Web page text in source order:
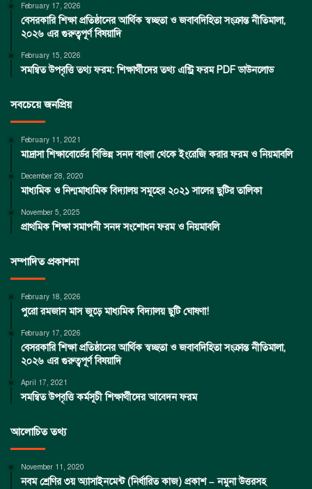
February 17, 2026
বেসরকারি শিক্ষা প্রতিষ্ঠানের আর্থিক স্বচ্ছতা ও জবাবদিহিতা সংক্রান্ত নীতিমালা,
২০২৬ এর গুরুত্বপূর্ণ বিষয়াদি
February 15, 2026
সমন্বিত উপবৃত্তি তথ্য ফরম: শিক্ষার্থীদের তথ্য এন্ট্রি ফরম PDF ডাউনলোড
সবচেয়ে জনপ্রিয়
February 11, 2021
মাদ্রাসা শিক্ষাবোর্ডের বিভিন্ন সনদ বাংলা থেকে ইংরেজি করার ফরম ও নিয়মাবলি
December 28, 2020
মাধ্যমিক ও নিন্মমাধ্যমিক বিদ্যালয় সমূহের ২০২১ সালের ছুটির তালিকা
November 5, 2025
প্রাথমিক শিক্ষা সমাপনী সনদ সংশোধন ফরম ও নিয়মাবলি
সম্পাদিত প্রকাশনা
February 18, 2026
পুরো রমজান মাস জুড়ে মাধ্যমিক বিদ্যালয় ছুটি ঘোষণা!
February 17, 2026
বেসরকারি শিক্ষা প্রতিষ্ঠানের আর্থিক স্বচ্ছতা ও জবাবদিহিতা সংক্রান্ত নীতিমালা,
২০২৬ এর গুরুত্বপূর্ণ বিষয়াদি
April 17, 2021
সমন্বিত উপবৃত্তি কর্মসূচী শিক্ষার্থীদের আবেদন ফরম
আলোচিত তথ্য
November 11, 2020
নবম শ্রেণির ৩য় অ্যাসাইনমেন্ট (নির্ধারিত কাজ) প্রকাশ – নমুনা উত্তরসহ